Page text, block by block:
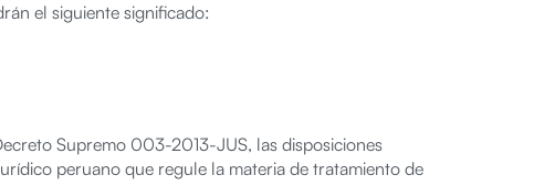
el siguiente significado:
Supremo 003-2013-JUS, las disposiciones
peruano que regule la materia de tratamiento de